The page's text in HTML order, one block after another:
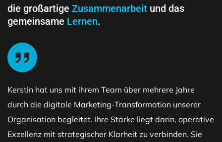
die großartige Zusammenarbeit und das
gemeinsame Lernen.
Kerstin hat uns mit ihrem Team über mehrere Jahre
durch die digitale Marketing-Transformation unserer
Organisation begleitet. Ihre Stärke liegt darin, operative
Exzellenz mit strategischer Klarheit zu verbinden. Sie